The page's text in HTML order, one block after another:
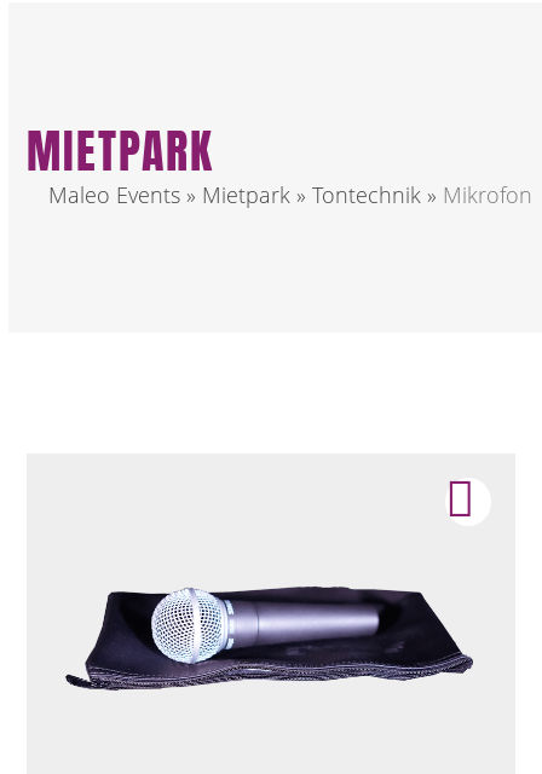
MIETPARK
Maleo Events » Mietpark »Tontechnik » Mikrofon